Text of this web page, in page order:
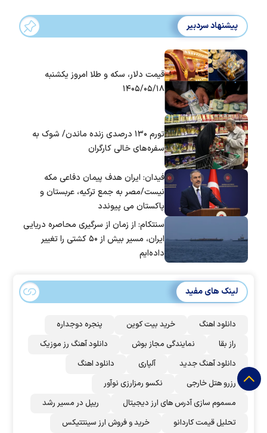
پیشنهاد سردبیر
قیمت دلار، سکه و طلا امروز یکشنبه
۱۴۰۵/۰۵/۱۸
تورم ۱۳۰ درصدی زنده ماندن/ شوک به
سفره‌های خالی کارگران
فیدان: ایران هدف پیمان دفاعی مکه
نیست/مصر به جمع ترکیه، عربستان و
پاکستان می پیوندد
سنتکام: از زمان از سرگیری محاصره دریایی
ایران، مسیر بیش از ۵۰ کشتی را تغییر
داده‌ایم
لینک های مفید
دانلود اهنگ خرید بیت کوین
پنجره دوجداره
راز بقا
نمایندگی مجاز بوش
دانلود آهنگ رز‌ موزیک
دانلود آهنگ جدید
آلپاری
دانلود اهنگ
رزرو هتل خارجی
نکسو رمزارزی نوآور
مسموم سازی آدرس های ارز دیجیتال
ریپل در مسیر رشد
تحلیل قیمت کاردانو
خرید و فروش ارز سینتتیکس